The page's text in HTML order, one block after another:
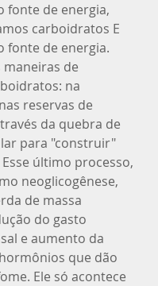
fonte de energia,
carboidratos E
fonte de energia.
na
reservas de
da quebra de
para "construir"
último processo,
neoglicogênese,
de massa
do gasto
e aumento da
que dão
Ele só acontece